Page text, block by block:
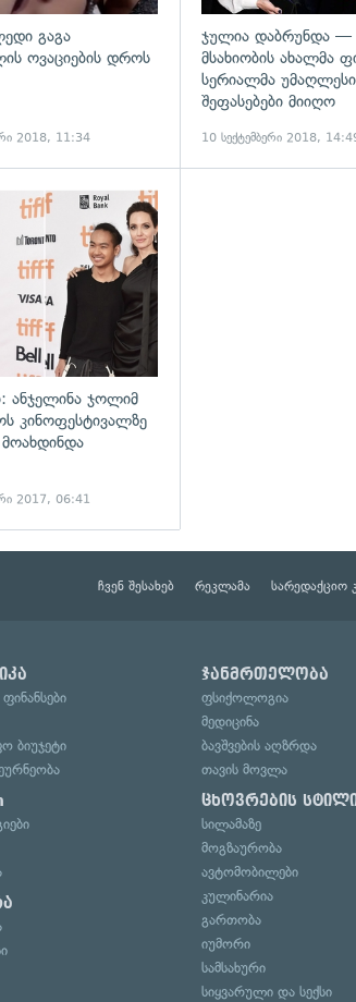
გაგა
ოვაციების დროს
2018, 11:34
ჯულია დაბრუნდა —
მსახიობის ახალმა
სერიალმა უმაღლესი
შეფასებები მიიღო
10 სექტემბერი 2018,
ანჯელინა ჯოლიმ
კინოფესტივალზე
2017, 06:41
ჩვენ შესახებ რეკლამა სარედაქციო
ბიუჯეტი
ჯანმრთელობა
ფსიქოლოგია
მედიცინა
ბავშვების აღზრდა
თავის მოვლა
ცხოვრების
სილამაზე
მოგზაურობა
ავტომობილები
კულინარია
გართობა
იუმორი
სამსახური
სიყვარული და სექსი